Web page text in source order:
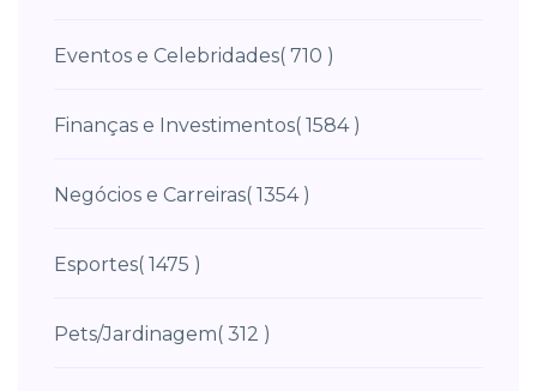
Eventos e Celebridades( 710 )
Finanças e Investimentos( 1584 )
Negócios e Carreiras( 1354 )
Esportes( 1475 )
Pets/Jardinagem( 312 )